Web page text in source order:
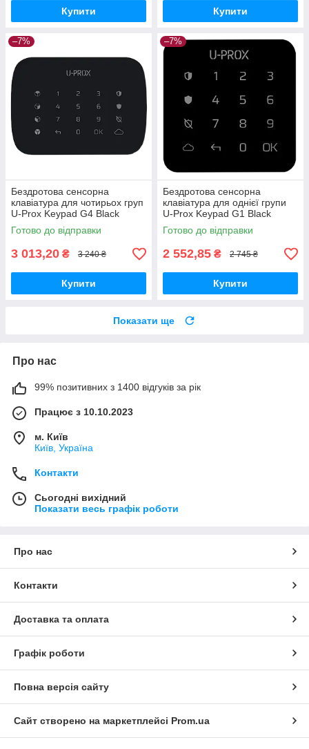
Купити Купити
–7%
Бездротова сенсорна
клавіатура для чотирьох груп
U-Prox Keypad G4 Black
Готово до відправки
3 013,20 ₴ 3 240 ₴
Купити
–7%
Бездротова сенсорна
клавіатура для однієї групи
U-Prox Keypad G1 Black
Готово до відправки
2 552,85 ₴ 2 745 ₴
Купити
Показати ще
Про нас
99% позитивних з 1400 відгуків за рік
Працює з 10.10.2023
м. Київ
Київ, Україна
Контакти
Сьогодні вихідний
Показати весь графік роботи
Про нас
Контакти
Доставка та оплата
Графік роботи
Повна версія сайту
Сайт створено на маркетплейсі Prom.ua